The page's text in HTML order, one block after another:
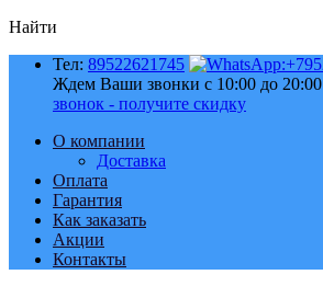
Найти
Тел: 89522621745
Ждем Ваши звонки с 10:00 до 20:00
звонок - получите скидку
О компании
Доставка
Оплата
Гарантия
Как заказать
Акции
Контакты